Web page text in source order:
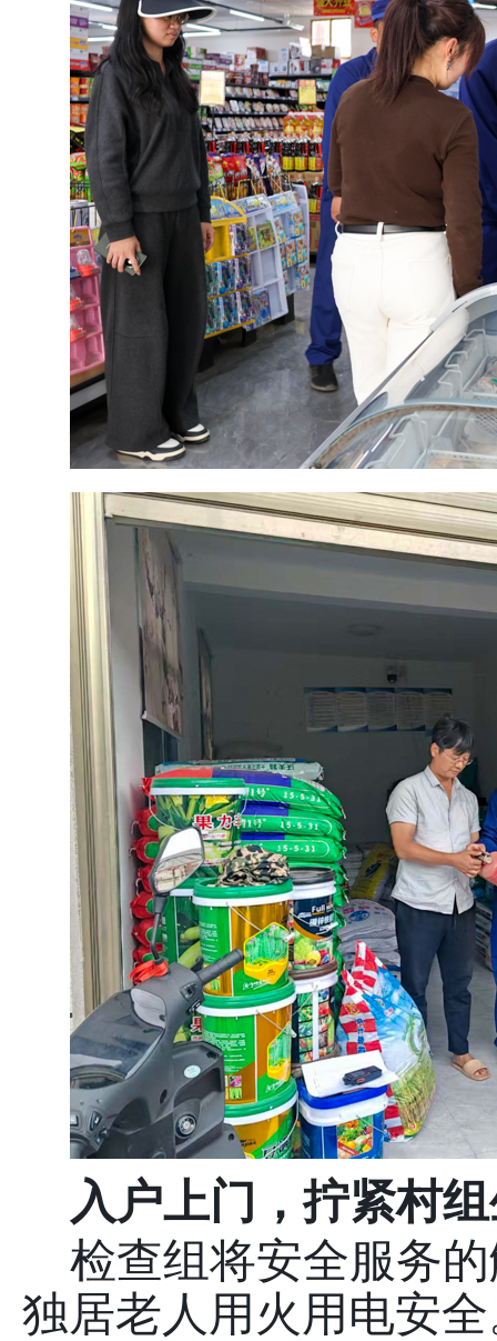
入户上门，拧紧村
检查组将安全服务
独居老人用火用电安